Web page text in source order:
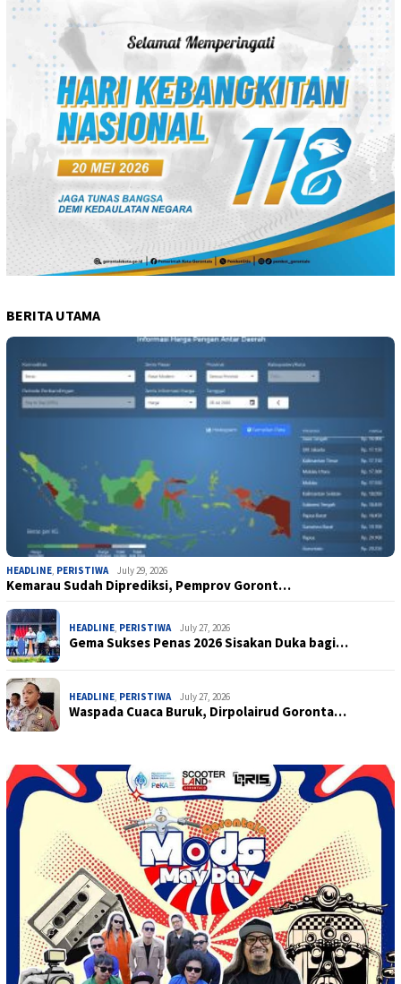
BERITA UTAMA
HEADLINE PERISTIWA July 29, 2026
Kemarau Sudah Diprediksi, Pemprov Goront…
HEADLINE PERISTIWA July 27, 2026
Gema Sukses Penas 2026 Sisakan Duka bagi…
HEADLINE PERISTIWA July 27, 2026
Waspada Cuaca Buruk, Dirpolairud Goronta…